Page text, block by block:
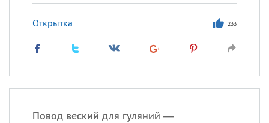
Открытка 233
Повод веский для гуляний —